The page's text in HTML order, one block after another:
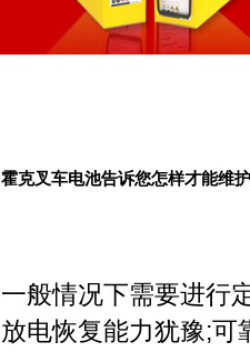
霍克叉车电池告诉您怎样才能维
一般情况下需要进行
放电恢复能力犹豫;可